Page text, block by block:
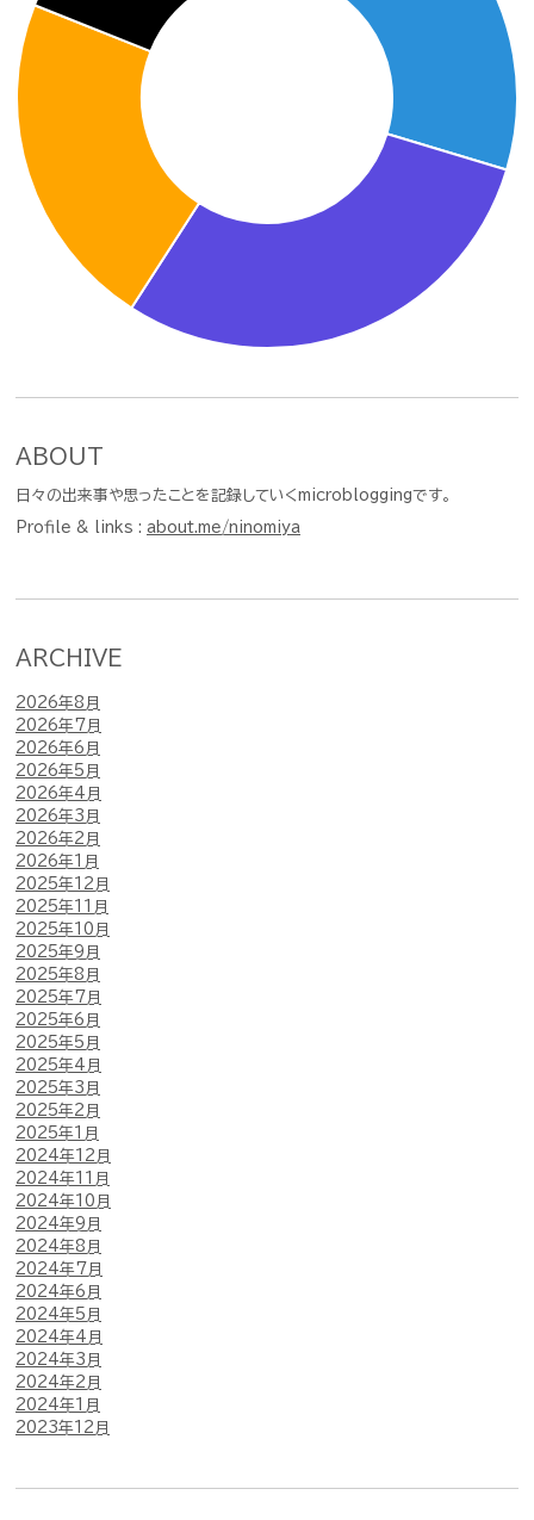
ABOUT
日々の出来事や思ったことを記録していくmicrobloggingです。
Profile & links : about.me/ninomiya
ARCHIVE
2026年8月
2026年7月
2026年6月
2026年5月
2026年4月
2026年3月
2026年2月
2026年1月
2025年12月
2025年11月
2025年10月
2025年9月
2025年8月
2025年7月
2025年6月
2025年5月
2025年4月
2025年3月
2025年2月
2025年1月
2024年12月
2024年11月
2024年10月
2024年9月
2024年8月
2024年7月
2024年6月
2024年5月
2024年4月
2024年3月
2024年2月
2024年1月
2023年12月